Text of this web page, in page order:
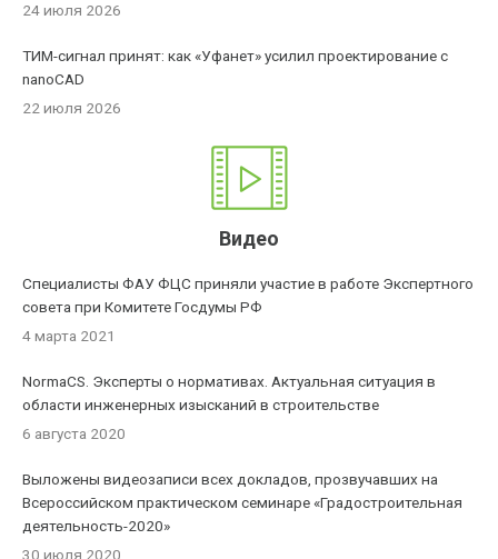
24 июля 2026
ТИМ-сигнал принят: как «Уфанет» усилил проектирование с
nanoCAD
22 июля 2026
Видео
Специалисты ФАУ ФЦС приняли участие в работе Экспертного
совета при Комитете Госдумы РФ
4 марта 2021
NormaCS. Эксперты о нормативах. Актуальная ситуация в
области инженерных изысканий в строительстве
6 августа 2020
Выложены видеозаписи всех докладов, прозвучавших на
Всероссийском практическом семинаре «Градостроительная
деятельность-2020»
30 июля 2020